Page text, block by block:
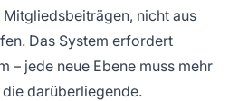
nicht aus
Das System erfordert
– jede neue Ebene muss mehr
darüberliegende.